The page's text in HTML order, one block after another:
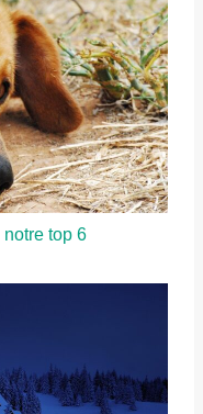
top 6